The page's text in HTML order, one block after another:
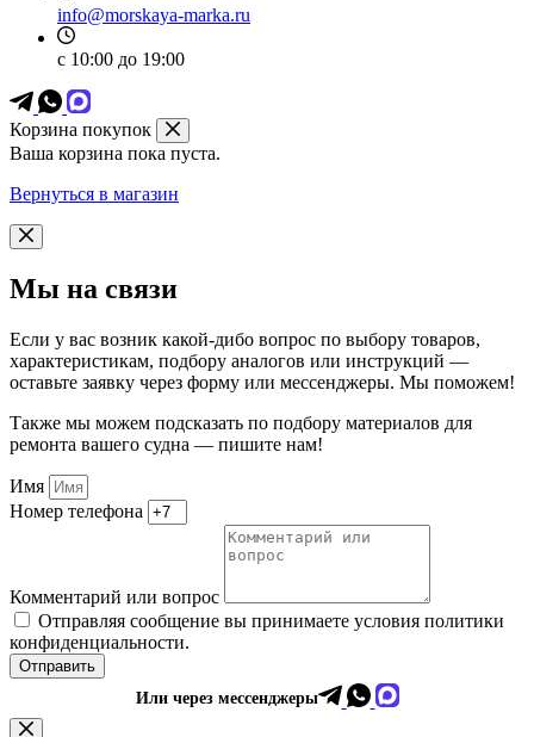
info@morskaya-marka.ru
с 10:00 до 19:00
Корзина покупок
Ваша корзина пока пуста.
Вернуться в магазин
Мы на связи
Если у вас возник какой-дибо вопрос по выбору товаров,
характеристикам, подбору аналогов или инструкций —
оставьте заявку через форму или мессенджеры. Мы поможем!
Также мы можем подсказать по подбору материалов для
ремонта вашего судна — пишите нам!
Имя
Номер телефона
Комментарий или вопрос
Отправляя сообщение вы принимаете условия политики
конфиденциальности.
Отправить
Или через мессенджеры